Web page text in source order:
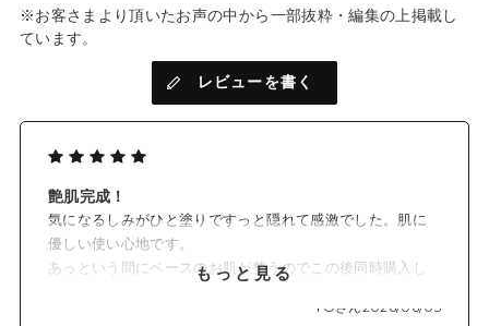
*4 敏感肌対象パッチテスト、ノンコメドジェニックテスト、スティンギングテスト実施済み（ただしすべての
方に肌トラブルが起きないわけではありません）
※お客さまより頂いたお声の中から一部抜粋・編集の上掲載し
ています。
レビューを書く
艶肌完成！
気になるしみがひと塗りですっと隠れて感激でした。肌に
優しい使い心地です。
あっという間にベースのお肌が整うのでこの後同時購入し
私でも完璧でした。以前購入したオークルが少し色が濃か
もっと見る
YOさん2026/06/05